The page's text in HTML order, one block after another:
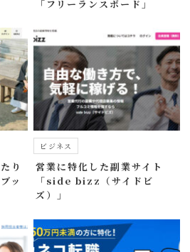
「フリーランスボード」
り
ッ
ビジネス
営業に特化した副業サイト
「side bizz（サイドビ
ズ）」